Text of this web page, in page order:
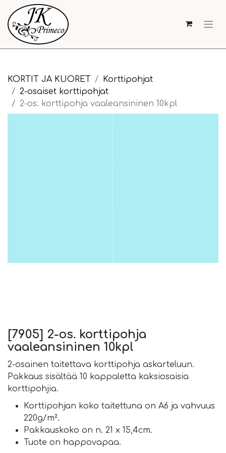
KORTIT JA KUORET
Korttipohjat
2-osaiset korttipohjat
2-os. korttipohja vaaleansininen 10kpl
[7905] 2-os. korttipohja
vaaleansininen 10kpl
2-osainen taitettava korttipohja askarteluun.
Pakkaus sisältää 10 kappaletta kaksiosaisia
korttipohjia.
Korttipohjan koko taitettuna on A6 ja vahvuus
220g/m².
Pakkauskoko on n. 21 x 15,4cm.
Tuote on happovapaa.